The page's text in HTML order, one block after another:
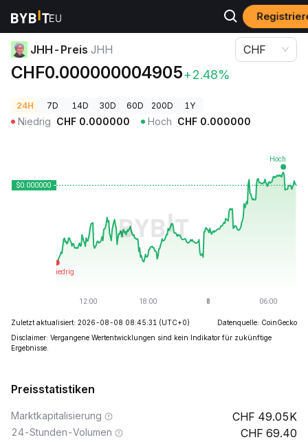
Krypto-Preise
JHH-Preis JHH
CHF0.000000004905+2.48%
CHF
24H 7D 14D 30D 60D 200D 1Y
Niedrig CHF 0.000000 Hoch CHF 0.000000
Zuletzt aktualisiert: 2026-08-08 08:45:31 (UTC+0)
Datenquelle: CoinGecko
Disclaimer: Vergangene Wertentwicklungen sind kein Indikator für zukünftige
Ergebnisse.
Preisstatistiken
Marktkapitalisierung 49.05K
24-Stunden-Volumen 69.40